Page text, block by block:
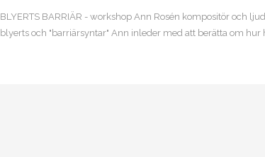
BLYERTS BARRIÄR - workshop Ann Rosén kompositör och
blyerts och "barriärsyntar" Ann inleder med att berätta om